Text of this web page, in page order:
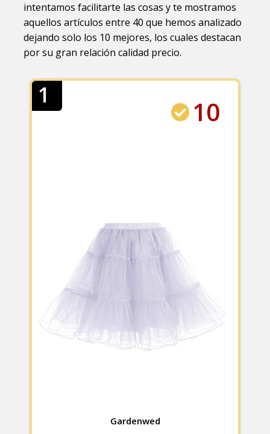
intentamos facilitarte las cosas y te mostramos
aquellos artículos entre 40 que hemos analizado
dejando solo los 10 mejores, los cuales destacan
por su gran relación calidad precio.
1
10
Gardenwed